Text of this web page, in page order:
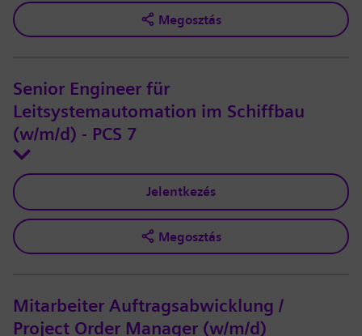
Megosztás
Senior Engineer für
Leitsystemautomation im Schiffbau
(w/m/d) - PCS 7
Jelentkezés
Megosztás
Mitarbeiter Auftragsabwicklung /
Project Order Manager (w/m/d)